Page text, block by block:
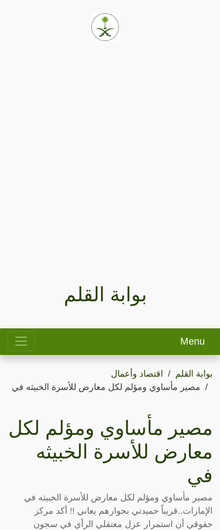
بوابة القلم
Menu
بوابة القلم
اقتصاد وأعمال
مصير مأساوي ومؤلم لكل معارض للأسرة الخبيثه في
مصير مأساوي ومؤلم لكل
معارض للأسرة الخبيثه
في
مصير مأساوي ومؤلم لكل معارض للأسرة الخبيثه في
الإمارات..قريباً حميدتي بجوارهم يعاني !! أكد مركز
حقوقي أن استمرار عزل معتقلي الرأي في سجون